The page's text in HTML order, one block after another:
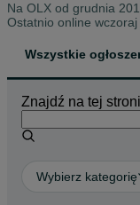
Na OLX od grudnia
Ostatnio online
Wszystkie
Znajdź na tej
Wybierz kategorię